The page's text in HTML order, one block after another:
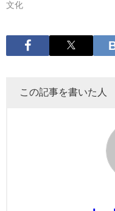
文化
この記事を書いた人